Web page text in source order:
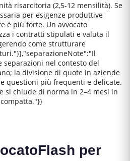
risarcitoria (2,5-12 mensilità). Se
per esigenze produttive
è più forte. Un avvocato
i contratti stipulati e valuta il
come strutturare
separazioni nel contesto del
la divisione di quote in aziende
questioni più frequenti e delicate.
si chiude di norma in 2–4 mesi in
per